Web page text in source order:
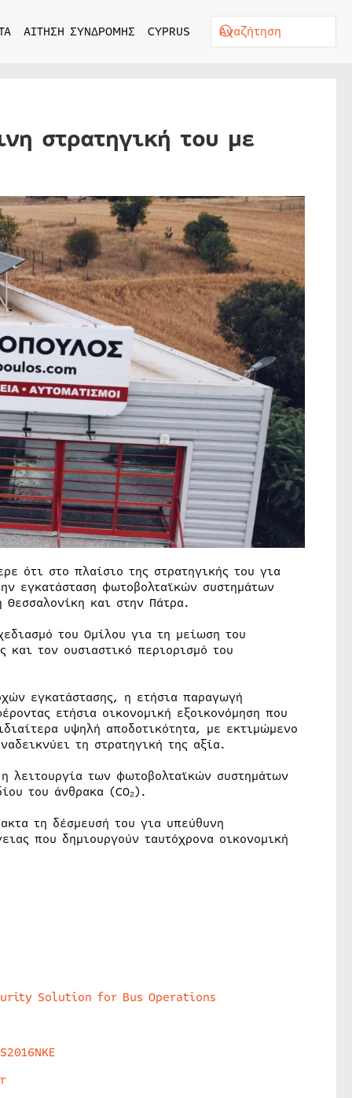
ΑΙΤΗΣΗ ΣΥΝΔΡΟΜΗΣ CYPRUS
στρατηγική του με
ότι στο πλαίσιο της στρατηγικής του για
εγκατάσταση φωτοβολταϊκών συστημάτων
Θεσσαλονίκη και στην Πάτρα.
του Ομίλου για τη μείωση του
και τον ουσιαστικό περιορισμό του
εγκατάστασης, η ετήσια παραγωγή
ετήσια οικονομική εξοικονόμηση που
υψηλή αποδοτικότητα, με εκτιμώμενο
τη στρατηγική της αξία.
λειτουργία των φωτοβολταϊκών συστημάτων
του άνθρακα (CO₂).
τη δέσμευσή του για υπεύθυνη
που δημιουργούν ταυτόχρονα οικονομική
Solution for Bus Operations